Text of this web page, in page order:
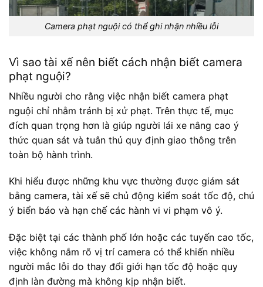
Camera phạt nguội có thể ghi nhận nhiều lỗi
Vì sao tài xế nên biết cách nhận biết camera
phạt nguội?
Nhiều người cho rằng việc nhận biết camera phạt
nguội chỉ nhằm tránh bị xử phạt. Trên thực tế, mục
đích quan trọng hơn là giúp người lái xe nâng cao ý
thức quan sát và tuân thủ quy định giao thông trên
toàn bộ hành trình.
Khi hiểu được những khu vực thường được giám sát
bằng camera, tài xế sẽ chủ động kiểm soát tốc độ, chú
ý biển báo và hạn chế các hành vi vi phạm vô ý.
Đặc biệt tại các thành phố lớn hoặc các tuyến cao tốc,
việc không nắm rõ vị trí camera có thể khiến nhiều
người mắc lỗi do thay đổi giới hạn tốc độ hoặc quy
định làn đường mà không kịp nhận biết.